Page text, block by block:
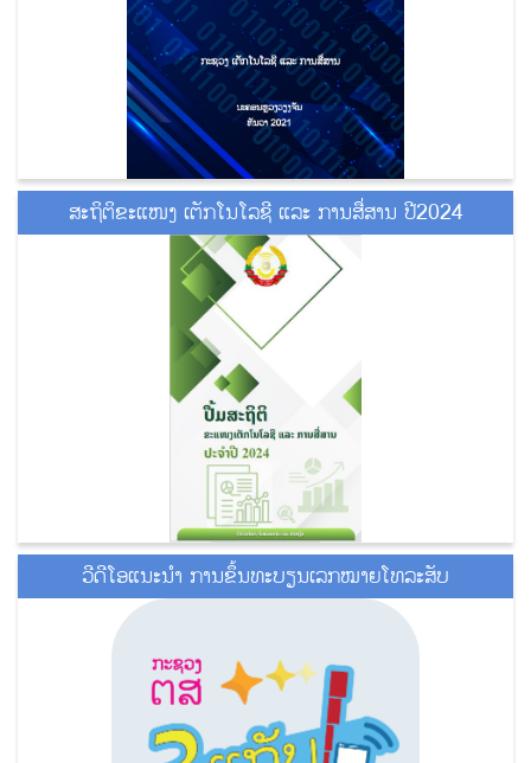
ສະຖິຕິຂະແໜງ ເຕັກໂນໂລຊີ ແລະ ການສື່ສານ ປີ2024
ວີດີໂອແນະນໍາ ການຂຶ້ນທະບຽນເລກໝາຍໂທລະສັບ